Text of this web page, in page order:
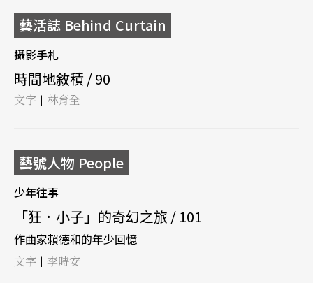
藝活誌 Behind Curtain
攝影手札
時間地敘積 / 90
文字 | 林育全
藝號人物 People
少年往事
「狂．小子」的奇幻之旅 / 101
作曲家賴德和的年少回憶
文字 | 李時安